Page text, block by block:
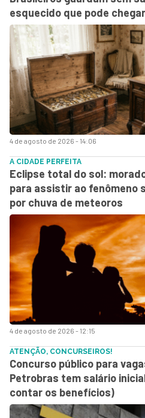
4 de agosto de 2026 - 14:06
esquecido que pode
4 de agosto de 2026 - 12:15
A CIDADE PERFEITA
Eclipse total do sol:
para assistir ao fenômeno
por chuva de meteoros
ATENÇÃO, CONCURSEIROS!
Concurso público para
Petrobras tem salário
contar os benefícios)